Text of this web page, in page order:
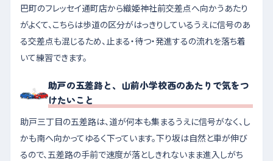
巴町のフレッセイ通町店から織姫神社前交差点へ向かうあたり
がよくて、こちらは歩道の区分がはっきりしているうえに信号のあ
る交差点も混じるため、止まる・待つ・発進するの流れを落ち着
いて練習できます。
助戸の五差路と、山前小学校西のあたりで気をつ
けたいこと
助戸三丁目の五差路は、道が何本も集まるうえに信号がなく、し
かも南へ向かってゆるく下っています。下り坂は自然と車が伸び
るので、五差路の手前で速度が落としきれないまま進入しがち